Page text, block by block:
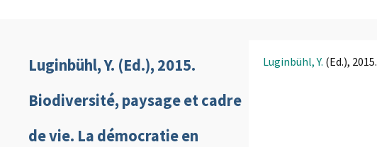
Luginbühl, Y. (Ed.), 2015.
Biodiversité, paysage et cadre
de vie. La démocratie en
Luginbühl, Y. (Ed.), 2015.